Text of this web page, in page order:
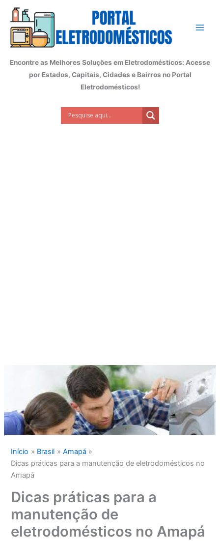
conteúdo
Encontre as Melhores Soluções em Eletrodomésticos: Acesse
por Estados, Capitais, Cidades e Bairros no Portal
Eletrodomésticos!
Início Brasil
Amapá
Dicas práticas para a manutenção de eletrodomésticos no
Amapá
Dicas práticas para a
manutenção de
eletrodomésticos no Amapá